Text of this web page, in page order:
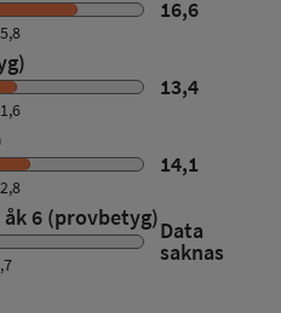
16,6
13,4
14,1
6 (provbetyg)Data
saknas